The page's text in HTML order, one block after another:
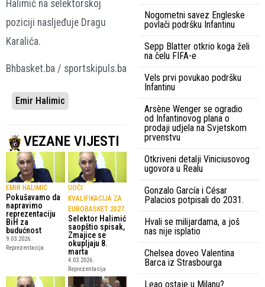
Halimić na selektorskoj
poziciji nasljeđuje Dragu
Karalića.
Bhbasket.ba / sportskipuls.ba
Emir Halimic
VEZANE VIJESTI
EMIR HALIMIĆ
Pokušavamo da
napravimo
reprezentaciju
BiH za
budućnost
9.03.2026.
Reprezentacija
UOČI
KVALIFIKACIJA ZA
EUROBASKET 2027.
Selektor Halimić
saopštio spisak,
Zmajice se
okupljaju 8.
marta
4.03.2026.
Reprezentacija
Nogometni savez Engleske
povlači podršku Infantinu
Sepp Blatter otkrio koga želi
na čelu FIFA-e
Vels prvi povukao podršku
Infantinu
Arsène Wenger se ogradio
od Infantinovog plana o
prodaji udjela na Svjetskom
prvenstvu
Otkriveni detalji Viniciusovog
ugovora u Realu
Gonzalo García i César
Palacios potpisali do 2031.
Hvali se milijardama, a još
nas nije isplatio
Chelsea doveo Valentina
Barca iz Strasbourga
Leao ostaje u Milanu?